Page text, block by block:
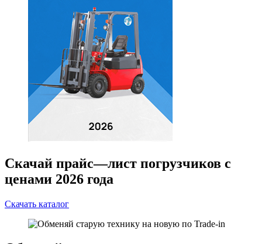
Скачай прайс—лист погрузчиков с
ценами 2026 года
Скачать каталог